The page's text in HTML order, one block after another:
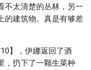
不太清楚的丛林，另一
的建筑物。真是有够差
】，伊娜返回了酒
，扔下了一颗生菜种